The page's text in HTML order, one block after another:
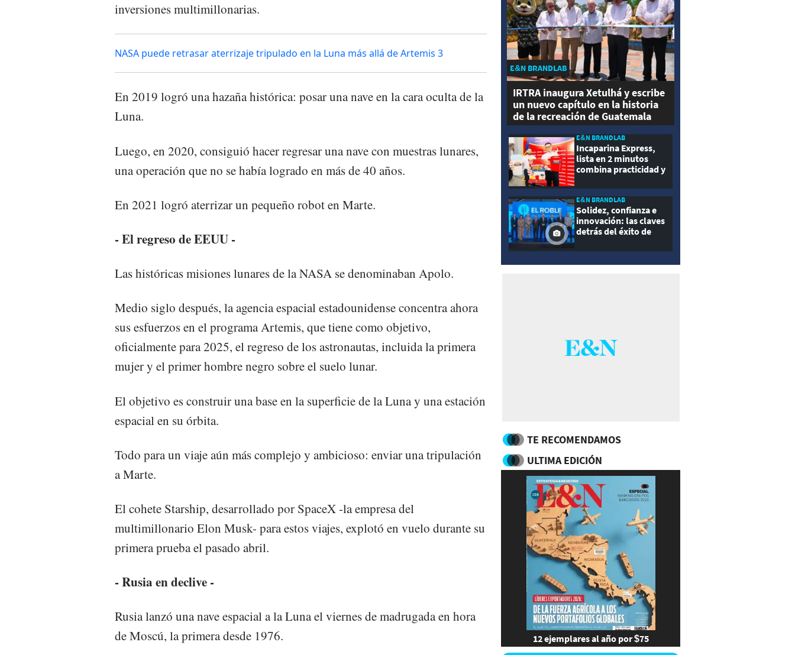
inversiones multimillonarias.
NASA puede retrasar aterrizaje tripulado en la Luna más allá de Artemis 3
En 2019 logró una hazaña histórica: posar una nave en la cara oculta de la
Luna.
Luego, en 2020, consiguió hacer regresar una nave con muestras lunares,
una operación que no se había logrado en más de 40 años.
En 2021 logró aterrizar un pequeño robot en Marte.
- El regreso de EEUU -
Las históricas misiones lunares de la NASA se denominaban Apolo.
Medio siglo después, la agencia espacial estadounidense concentra ahora
sus esfuerzos en el programa Artemis, que tiene como objetivo,
oficialmente para 2025, el regreso de los astronautas, incluida la primera
mujer y el primer hombre negro sobre el suelo lunar.
El objetivo es construir una base en la superficie de la Luna y una estación
espacial en su órbita.
Todo para un viaje aún más complejo y ambicioso: enviar una tripulación
a Marte.
El cohete Starship, desarrollado por SpaceX -la empresa del
multimillonario Elon Musk- para estos viajes, explotó en vuelo durante su
primera prueba el pasado abril.
- Rusia en declive -
Rusia lanzó una nave espacial a la Luna el viernes de madrugada en hora
de Moscú, la primera desde 1976.
E&N BRANDLAB
IRTRA inaugura Xetulhá y escribe
un nuevo capítulo en la historia
de la recreación de Guatemala
E&N BRANDLAB
Incaparina Express,
lista en 2 minutos
combina practicidad y
E&N BRANDLAB
Solidez, confianza e
innovación: las claves
detrás del éxito de
TE RECOMENDAMOS
ULTIMA EDICIÓN
12 ejemplares al año por $75